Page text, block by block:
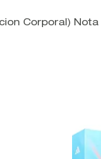
Corporal)